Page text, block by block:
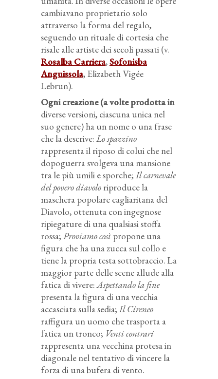
cambiavano proprietario solo
attraverso la forma del regalo,
seguendo un rituale di cortesia che
risale alle artiste dei secoli passati (v.
Rosalba Carriera,Sofonisba
Anguissola, Elizabeth Vigée
Lebrun).
Ogni creazione (a volte prodotta in
diverse versioni, ciascuna unica nel
suo genere) ha un nome o una frase
che la descrive: Lo spazzino
rappresenta il riposo di colui che nel
dopoguerra svolgeva una mansione
tra le più umili e sporche; Il carnevale
del povero diavolo riproduce la
maschera popolare cagliaritana del
Diavolo, ottenuta con ingegnose
ripiegature di una qualsiasi stoffa
rossa; Proviamo così propone una
figura che ha una zucca sul collo e
tiene la propria testa sottobraccio. La
maggior parte delle scene allude alla
fatica di vivere:Aspettando la fine
presenta la figura di una vecchia
accasciata sulla sedia; Il Cireneo
raffigura un uomo che trasporta a
fatica un tronco; Venti contrari
rappresenta una vecchina protesa in
diagonale nel tentativo di vincere la
forza di una bufera di vento.